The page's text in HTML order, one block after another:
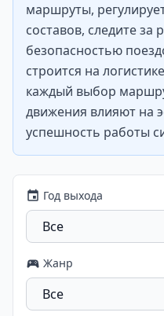
маршруты,
составов, следите за
безопасностью
строится на
каждый выбор
движения влияют на
успешность работы
Год выхода
Жанр